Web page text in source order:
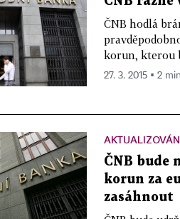
ČNB hodlá
korun, kterou
27. 3. 2015 ▪ 2
ČNB bude
korun za
zasáhnout